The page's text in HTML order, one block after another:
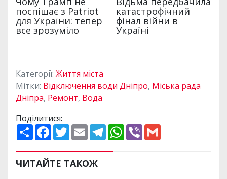
Категорії: Життя міста
Мітки: Відключення води Дніпро, Міська рада
Дніпра, Ремонт, Вода
Поділитися:
П
о
и
р
и
F
a
e
b
o
T
w
t
t
e
E
m
i
l
T
e
e
W
h
V
ЧИТАЙТЕ ТАКОЖ